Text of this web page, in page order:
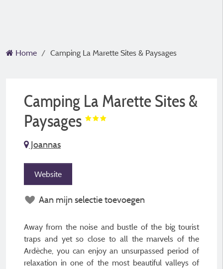
Home Camping La Marette Sites & Paysages
Camping La Marette Sites &
Paysages
Joannas
Website
Aan mijn selectie toevoegen
Away from the noise and bustle of the big tourist
traps and yet so close to all the marvels of the
Ardèche, you can enjoy an unsurpassed period of
relaxation in one of the most beautiful valleys of